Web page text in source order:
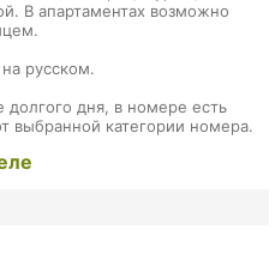
В апартаментах возможно
русском.
долгого дня, в номере есть
выбранной категории номера.